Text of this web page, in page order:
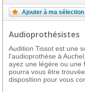
Ajouter à ma sélection
Audioprothésistes
Audition Tissot est une
l'audioprothèse à
ayez une légère ou une
pourra vous être
disposition pour vous